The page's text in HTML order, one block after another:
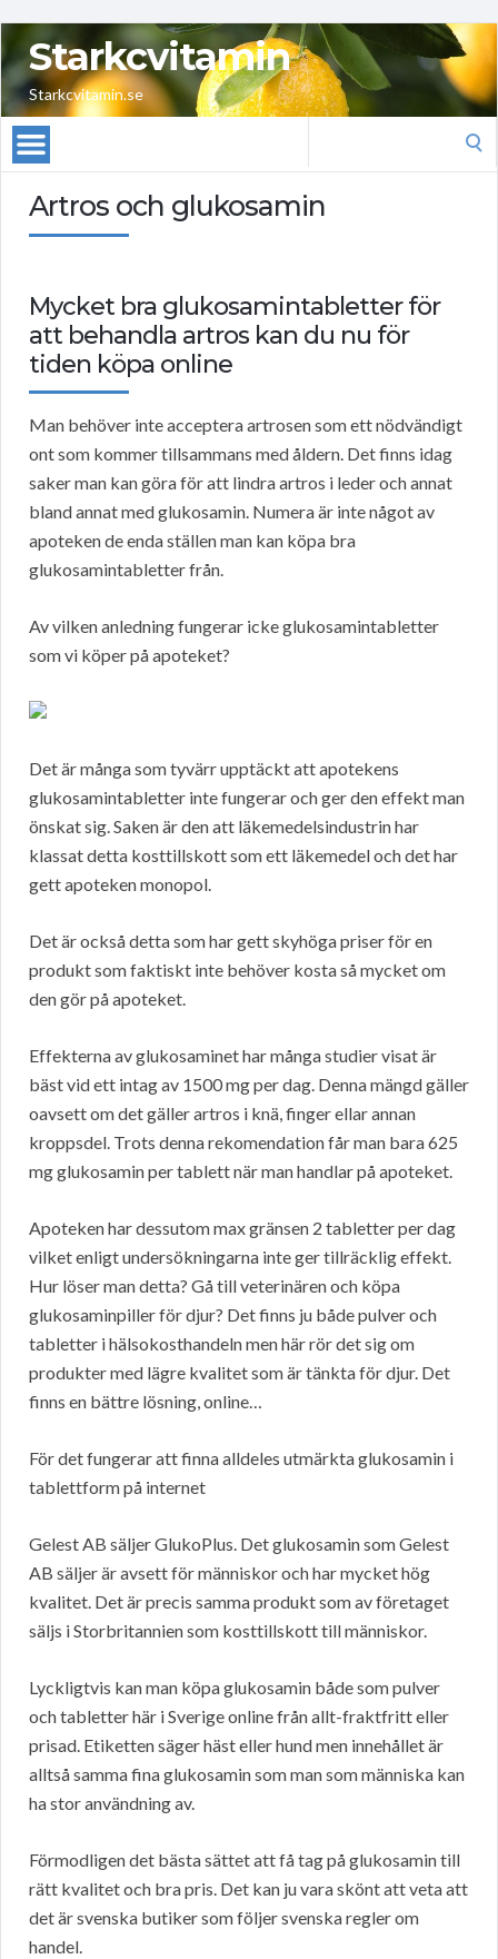
Starkcvitamin
Starkcvitamin.se
Artros och glukosamin
Mycket bra glukosamintabletter för
att behandla artros kan du nu för
tiden köpa online
Man behöver inte acceptera artrosen som ett nödvändigt
ont som kommer tillsammans med åldern. Det finns idag
saker man kan göra för att lindra artros i leder och annat
bland annat med glukosamin. Numera är inte något av
apoteken de enda ställen man kan köpa bra
glukosamintabletter från.
Av vilken anledning fungerar icke glukosamintabletter
som vi köper på apoteket?
Det är många som tyvärr upptäckt att apotekens
glukosamintabletter inte fungerar och ger den effekt man
önskat sig. Saken är den att läkemedelsindustrin har
klassat detta kosttillskott som ett läkemedel och det har
gett apoteken monopol.
Det är också detta som har gett skyhöga priser för en
produkt som faktiskt inte behöver kosta så mycket om
den gör på apoteket.
Effekterna av glukosaminet har många studier visat är
bäst vid ett intag av 1500 mg per dag. Denna mängd gäller
oavsett om det gäller artros i knä, finger ellar annan
kroppsdel. Trots denna rekomendation får man bara 625
mg glukosamin per tablett när man handlar på apoteket.
Apoteken har dessutom max gränsen 2 tabletter per dag
vilket enligt undersökningarna inte ger tillräcklig effekt.
Hur löser man detta? Gå till veterinären och köpa
glukosaminpiller för djur? Det finns ju både pulver och
tabletter i hälsokosthandeln men här rör det sig om
produkter med lägre kvalitet som är tänkta för djur. Det
finns en bättre lösning, online…
För det fungerar att finna alldeles utmärkta glukosamin i
tablettform på internet
Gelest AB säljer GlukoPlus. Det glukosamin som Gelest
AB säljer är avsett för människor och har mycket hög
kvalitet. Det är precis samma produkt som av företaget
säljs i Storbritannien som kosttillskott till människor.
Lyckligtvis kan man köpa glukosamin både som pulver
och tabletter här i Sverige online från allt-fraktfritt eller
prisad. Etiketten säger häst eller hund men innehållet är
alltså samma fina glukosamin som man som människa kan
ha stor användning av.
Förmodligen det bästa sättet att få tag på glukosamin till
rätt kvalitet och bra pris. Det kan ju vara skönt att veta att
det är svenska butiker som följer svenska regler om
handel.